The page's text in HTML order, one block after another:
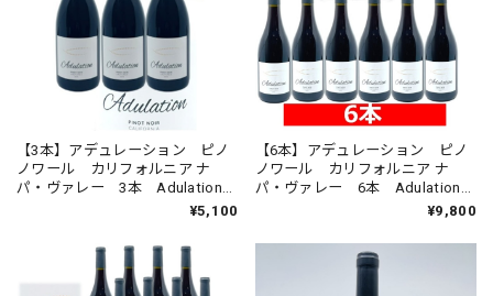
【3本】アデュレーション ピノ
ノワール カリフォルニア ナ
パ・ヴァレー 3本 Adulation
Pinot Noir California ミディア
¥5,100
【6本】アデュレーション ピノ
ノワール カリフォルニア ナ
パ・ヴァレー 6本 Adulation
Pinot Noir California ミディア
¥9,800